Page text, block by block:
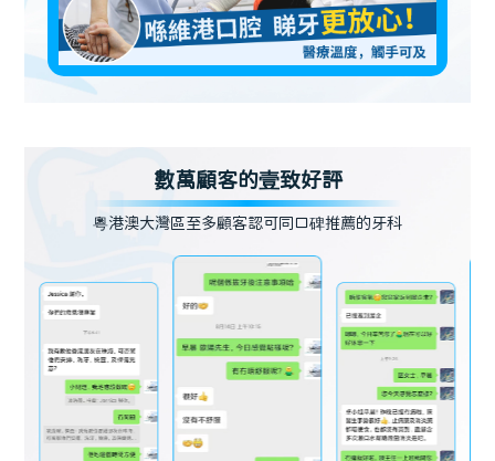
數萬顧客的壹致好評
粵港澳大灣區至多顧客認可同口碑推薦的牙科